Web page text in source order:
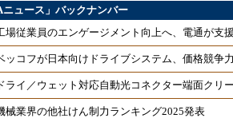
ニュース」バックナンバー
場従業員のエンゲージメント向上へ、電通が支
ッコフが日本向けドライブシステム、価格競争
ライ／ウェット対応自動光コネクター端面クリ
械業界の他社けん制力ランキング2025発表